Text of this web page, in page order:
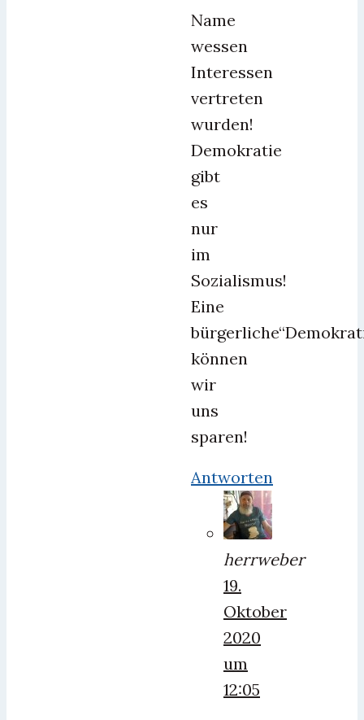
Name
wessen
Interessen
vertreten
wurden!
Demokratie
gibt
es
nur
im
Sozialismus!
Eine
können
wir
uns
sparen!
Antworten
herrweber
19.
Oktober
2020
um
12:05